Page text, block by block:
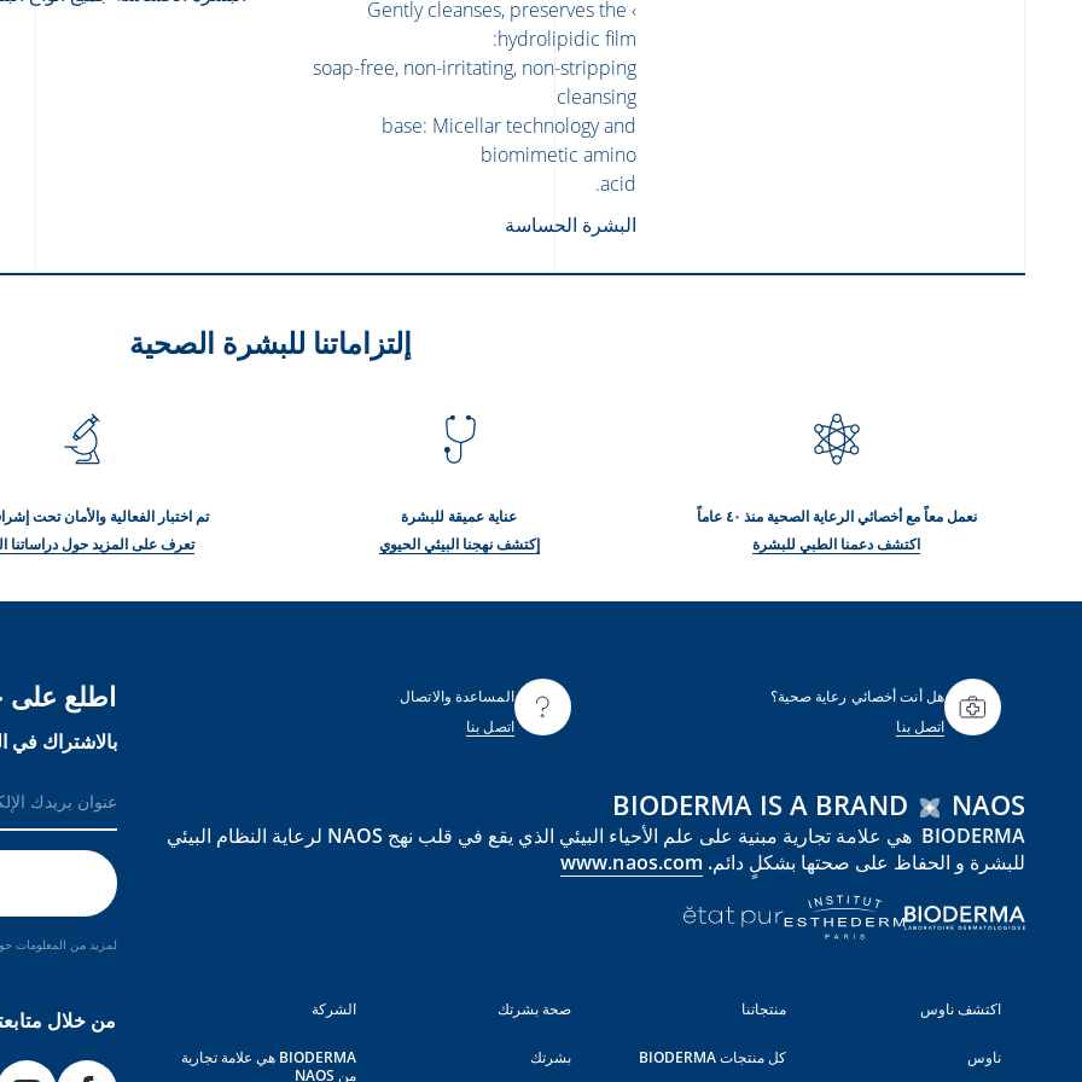
› Gently cleanses, preserves the
hydrolipidic film:
soap-free, non-irritating, non-stripping
cleansing
base: Micellar technology and
biomimetic amino
acid.
البشرة الحساسة
إلتزاماتنا للبشرة الصحية
نعمل معاً مع أخصائي الرعاية الصحية منذ ٤٠ عاماً
اكتشف دعمنا الطبي للبشرة
عناية عميقة للبشرة
إكتشف نهجنا البيئي الحيوي
تم اختبار الفعالية والأمان تحت
تعرف على المزيد حول دراساتنا
هل أنت أخصائي رعاية صحية؟
اتصل بنا
المساعدة والاتصال
اتصل بنا
اطلع على
بالاشتراك في
لمزيد من المعلومات
من خلال
BIODERMA IS A BRAND NAOS
BIODERMA هي علامة تجارية مبنية على علم الأحياء البيئي الذي يقع في قلب نهج NAOS لرعاية النظام البيئي
للبشرة و الحفاظ على صحتها بشكلٍ دائم. www.naos.com
اكتشف ناوس
ناوس
منتجاتنا
كل منتجات BIODERMA
صحة بشرتك
بشرتك
الشركة
BIODERMA هي علامة تجارية
من NAOS